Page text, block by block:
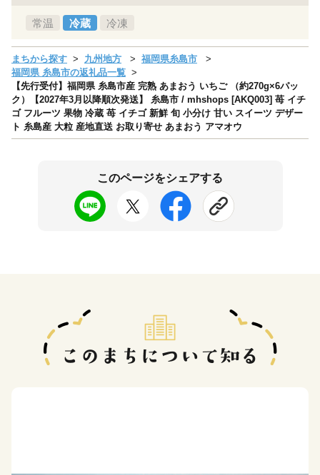
常温 冷蔵 冷凍
まちから探す 九州地方
福岡県糸島市
福岡県 糸島市の返礼品一覧
【先行受付】福岡県 糸島市産 完熟 あまおう いちご （約270g×6パッ
ク）【2027年3月以降順次発送】 糸島市 / mhshops [AKQ003] 苺 イチ
ゴ フルーツ 果物 冷蔵 苺 イチゴ 新鮮 旬 小分け 甘い スイーツ デザー
ト 糸島産 大粒 産地直送 お取り寄せ あまおう アマオウ
このページをシェアする